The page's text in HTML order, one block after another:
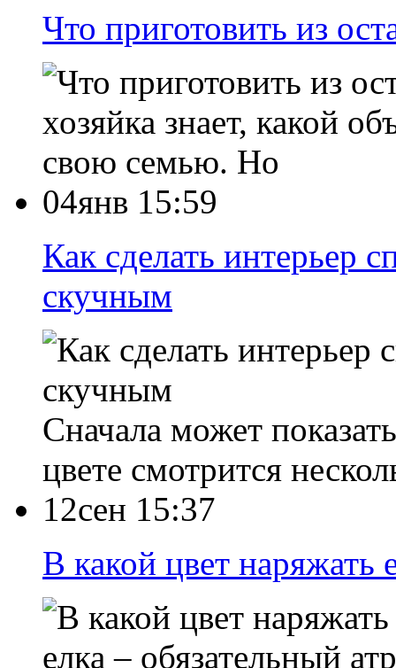
Что приготовить из
хозяйка знает, какой
свою семью. Но
04янв 15:59
Как сделать интерьер
скучным
Сначала может
цвете смотрится
12сен 15:37
В какой цвет наряжать
елка – обязательный